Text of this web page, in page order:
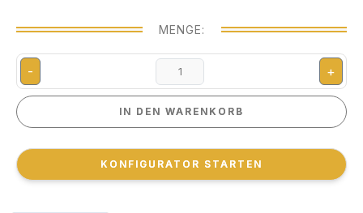
MENGE:
- +
IN DEN WARENKORB
IN DEN WARENKORB
KONFIGURATOR STARTEN
KONFIGURATOR STARTEN